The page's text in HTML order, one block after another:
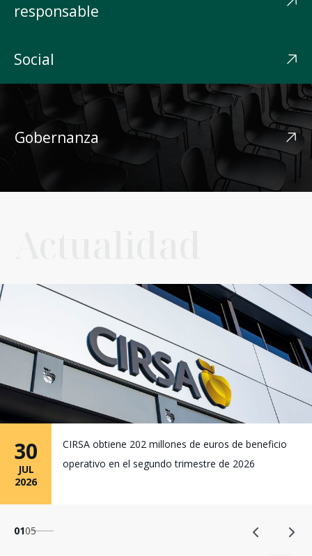
responsable
Social
Gobernanza
30
JUL
2026
CIRSA obtiene 202 millones de euros de beneficio
operativo en el segundo trimestre de 2026
0105